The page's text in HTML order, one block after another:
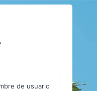
de usuario